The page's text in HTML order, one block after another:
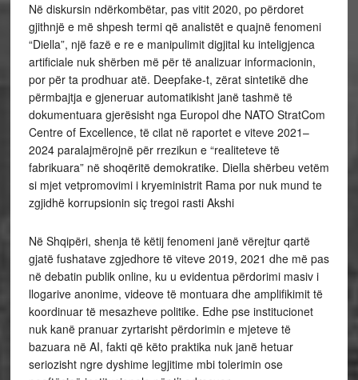
Në diskursin ndërkombëtar, pas vitit 2020, po përdoret
gjithnjë e më shpesh termi që analistët e quajnë fenomeni
“Diella”, një fazë e re e manipulimit digjital ku inteligjenca
artificiale nuk shërben më për të analizuar informacionin,
por për ta prodhuar atë. Deepfake-t, zërat sintetikë dhe
përmbajtja e gjeneruar automatikisht janë tashmë të
dokumentuara gjerësisht nga Europol dhe NATO StratCom
Centre of Excellence, të cilat në raportet e viteve 2021–
2024 paralajmërojnë për rrezikun e “realiteteve të
fabrikuara” në shoqëritë demokratike. Diella shërbeu vetëm
si mjet vetpromovimi i kryeministrit Rama por nuk mund te
zgjidhë korrupsionin siç tregoi rasti Akshi
Në Shqipëri, shenja të këtij fenomeni janë vërejtur qartë
gjatë fushatave zgjedhore të viteve 2019, 2021 dhe më pas
në debatin publik online, ku u evidentua përdorimi masiv i
llogarive anonime, videove të montuara dhe amplifikimit të
koordinuar të mesazheve politike. Edhe pse institucionet
nuk kanë pranuar zyrtarisht përdorimin e mjeteve të
bazuara në AI, fakti që këto praktika nuk janë hetuar
seriozisht ngre dyshime legjitime mbi tolerimin ose